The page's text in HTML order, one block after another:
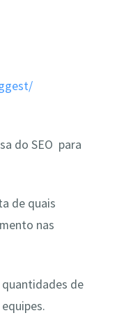
do SEO para
de quais
nas
de